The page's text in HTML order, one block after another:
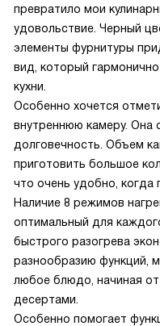
превратило мои
удовольствие. Черный
элементы фурнитуры
вид, который
кухни.
Особенно хочется
внутреннюю камеру. Она
долговечность. Объем
приготовить большое
что очень удобно, когда
Наличие 8 режимов
оптимальный для
быстрого разогрева
разнообразию функций,
любое блюдо, начиная
десертами.
Особенно помогает